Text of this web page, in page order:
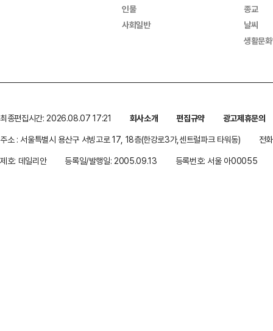
인물
사회일반
종교
날씨
생활문
최종편집시간: 2026.08.07 17:21 회사소개 편집규약
광고제휴문의
주소 : 서울특별시 용산구 서빙고로 17, 18층(한강로3가,센트럴파크 타워동)
전
제호: 데일리안
등록일/발행일: 2005.09.13 등록번호: 서울 아00055